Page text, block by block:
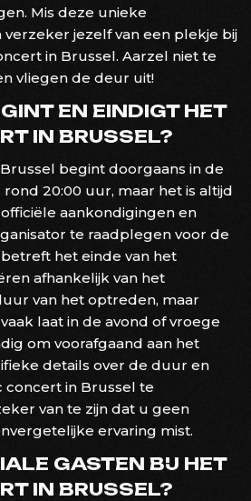
Mis deze unieke
jezelf van een plekje bij
in Brussel. Aarzel niet te
vliegen de deur uit!
EN EINDIGT HET
IN BRUSSEL?
begint doorgaans in de
20:00 uur, maar het is altijd
aankondigingen en
te raadplegen voor de
het einde van het
afhankelijk van het
van het optreden, maar
laat in de avond of vroege
om voorafgaand aan het
details over de duur en
concert in Brussel te
van te zijn dat u geen
ervaring mist.
GASTEN BIJ HET
IN BRUSSEL?